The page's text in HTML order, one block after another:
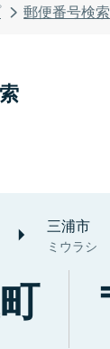
郵便番号検索
三浦市
ミウラシ